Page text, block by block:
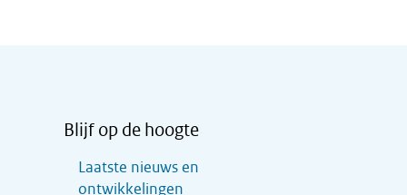
Blijf op de hoogte
Laatste nieuws en
ontwikkelingen